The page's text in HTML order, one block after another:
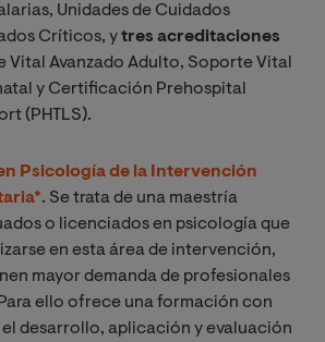
Unidades de Cuidados
Críticos, ytres acreditaciones
Vital Avanzado Adulto, Soporte Vital
y Certificación Prehospital
(PHTLS).
Psicología de la Intervención
. Se trata de una maestría
o licenciados en psicología que
en esta área de intervención,
mayor demanda de profesionales
ello ofrece una formación con
desarrollo, aplicación y evaluación